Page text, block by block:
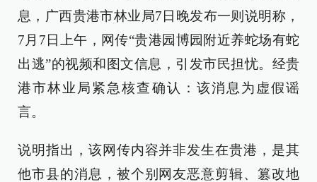
息，广西贵港市林业局7日晚发布一则说明称，
7月7日上午，网传“贵港园博园附近养蛇场有蛇
出逃”的视频和图文信息，引发市民担忧。经贵
港市林业局紧急核查确认：该消息为虚假谣
言。
说明指出，该网传内容并非发生在贵港，是其
他市县的消息，被个别网友恶意剪辑、篡改地